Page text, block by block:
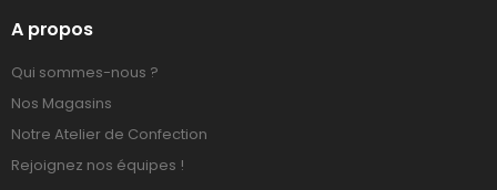
A propos
Qui sommes-nous ?
Nos Magasins
Notre Atelier de Confection
Rejoignez nos équipes !